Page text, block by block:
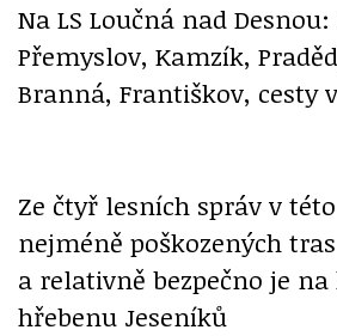
Na LS Loučná nad
Přemyslov, Kamzík,
Branná, Františkov, cesty
Ze čtyř lesních správ v
nejméně poškozených
a relativně bezpečno je
hřebenu Jeseníků